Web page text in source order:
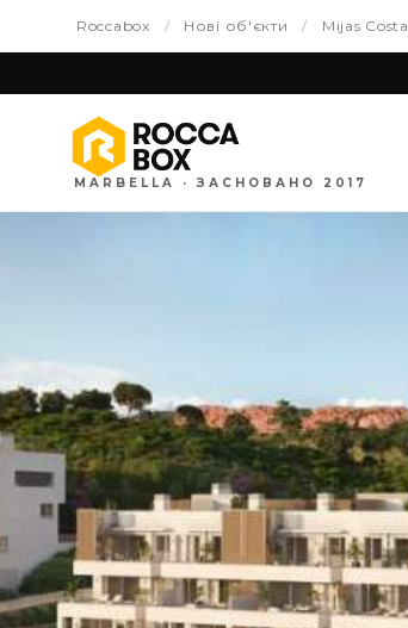
Roccabox / Нові об'єкти / Mijas Costa
MARBELLA · ЗАСНОВАНО 2017